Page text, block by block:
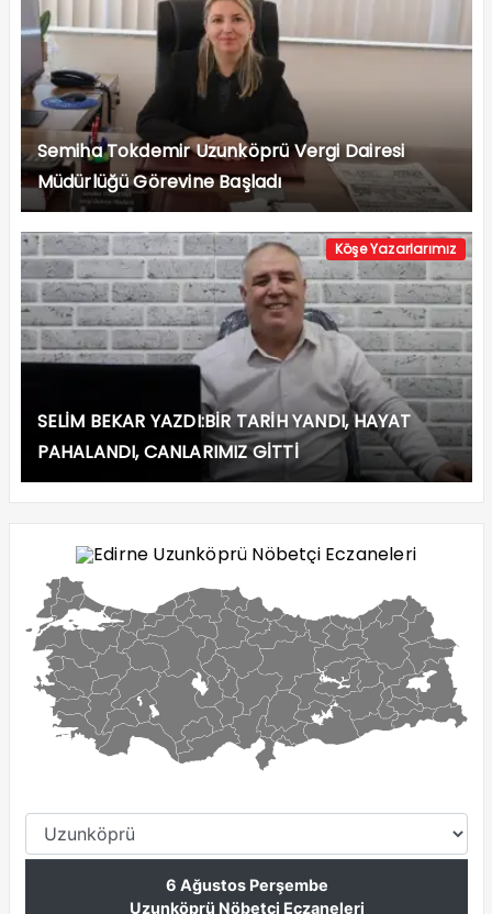
Semiha Tokdemir Uzunköprü Vergi Dairesi
Müdürlüğü Görevine Başladı
Köşe Yazarlarımız
SELİM BEKAR YAZDI:BİR TARİH YANDI, HAYAT
PAHALANDI, CANLARIMIZ GİTTİ